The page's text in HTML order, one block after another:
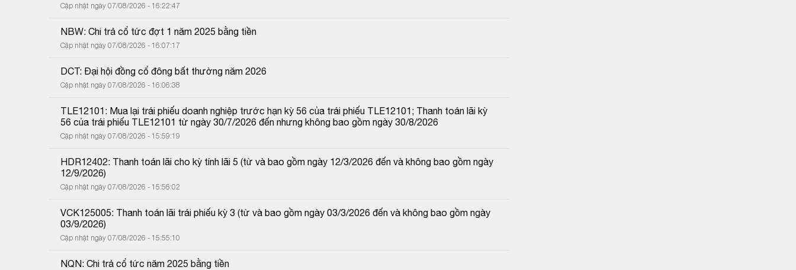
Cập nhật ngày 07/08/2026 - 16:22:47
NBW: Chi trả cổ tức đợt 1 năm 2025 bằng tiền
Cập nhật ngày 07/08/2026 - 16:07:17
DCT: Đại hội đồng cổ đông bất thường năm 2026
Cập nhật ngày 07/08/2026 - 16:06:38
TLE12101: Mua lại trái phiếu doanh nghiệp trước hạn kỳ 56 của trái phiếu TLE12101; Thanh toán lãi kỳ
56 của trái phiếu TLE12101 từ ngày 30/7/2026 đến nhưng không bao gồm ngày 30/8/2026
Cập nhật ngày 07/08/2026 - 15:59:19
HDR12402: Thanh toán lãi cho kỳ tính lãi 5 (từ và bao gồm ngày 12/3/2026 đến và không bao gồm ngày
12/9/2026)
Cập nhật ngày 07/08/2026 - 15:56:02
VCK125005: Thanh toán lãi trái phiếu kỳ 3 (từ và bao gồm ngày 03/3/2026 đến và không bao gồm ngày
03/9/2026)
Cập nhật ngày 07/08/2026 - 15:55:10
NQN: Chi trả cổ tức năm 2025 bằng tiền